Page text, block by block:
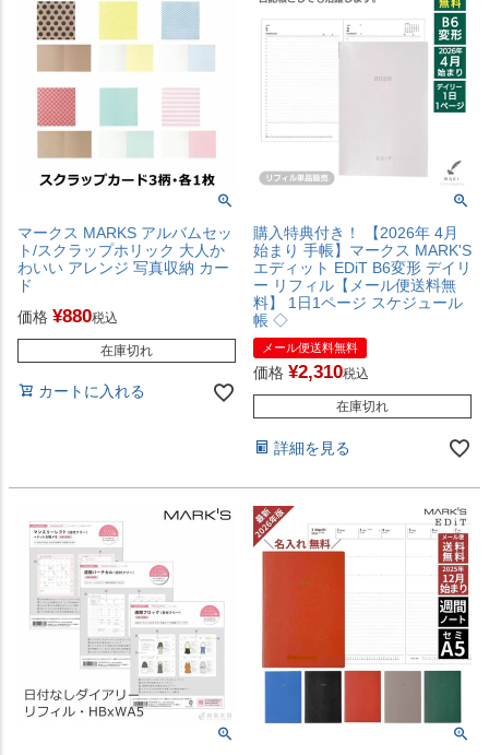
マークス MARKS アルバムセッ
ト/スクラップホリック 大人か
わいい アレンジ 写真収納 カー
ド
価格 ¥880税込
在庫切れ
カートに入れる
購入特典付き！ 【2026年 4月
始まり 手帳】マークス MARK'S
エディット EDiT B6変形 デイリ
ー リフィル【メール便送料無
料】 1日1ページ スケジュール
帳 ◇
メール便送料無料
価格 ¥2,310税込
在庫切れ
詳細を見る